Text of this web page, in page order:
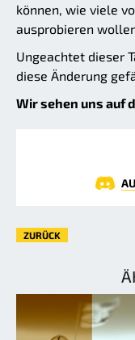
können, wie viele
ausprobieren
Ungeachtet dieser
diese Änderung
Wir sehen uns auf
ZURÜCK